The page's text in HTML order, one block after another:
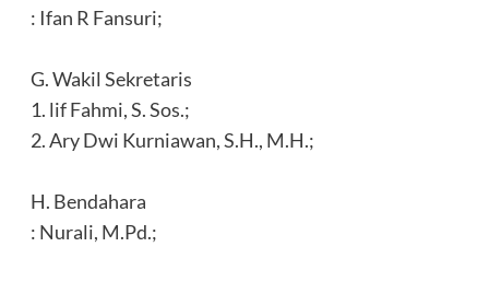
‎: Ifan R Fansuri;
‎G. Wakil Sekretaris
‎1. lif Fahmi, S. Sos.;
‎2. Ary Dwi Kurniawan, S.H., M.H.;
‎H. Bendahara
‎: Nurali, M.Pd.;